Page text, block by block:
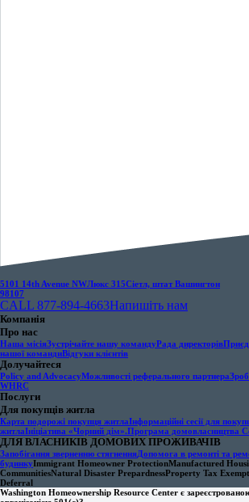
5101 14th Avenue NWЛюкс 315Сіетл, штат Вашингтон
98107
CALL 877-894-4663Напишіть нам
Компанія
Про нас
Наша місіяЗустрічайте нашу командуРада директорів
нашої командиВідгуки клієнтів
Долучайтеся
Policy and AdvocacyМожливості реферального партнера
WHRC
Послуги
Для покупців житла
Карта подорожі покупця житлаІнформаційні сесії для
житлаІніціатива «Чорний дім».Програма домовласництва
ДЛЯ ВЛАСНИКІВ ДОМОВИХ ПРОЖИВАЧІВ
Запобігання зверненню стягненняДопомога в ремонті та
будинкуImmigrant Homeowner ProtectionManufactured
CommunitiesNatural Disaster PrepardnessProperty Tax
Deferral
Washington Homeownership Resource Center є